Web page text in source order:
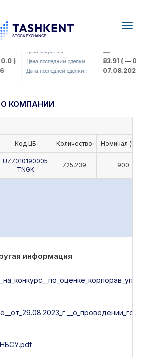
)
KFSK (<Kafolat sug'urta
Цена закрытия : 82
Цена последний сделки : 83.91( — 0.0 )
Дата последней сделки : 07.08.2026
КОМПАНИИ
Код ЦБ Количество Номинал
UZ7010190005
TNGK
725,239 900
информация